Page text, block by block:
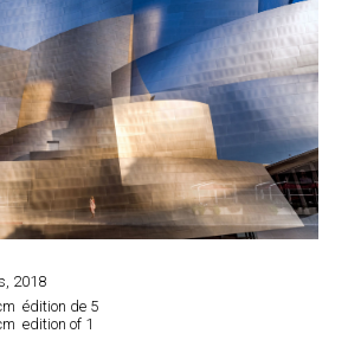
2018
édition de 5
edition of 1